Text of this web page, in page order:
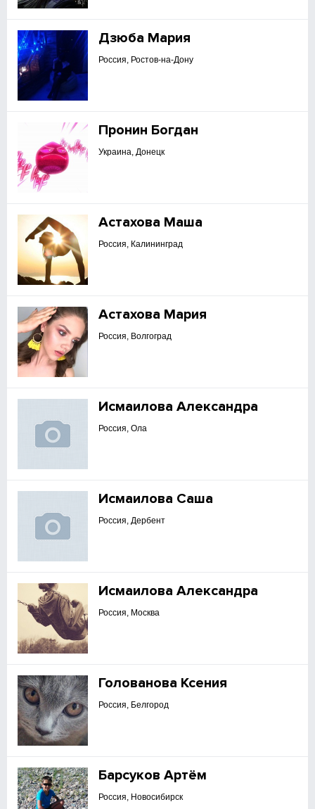
Дзюба Мария
Россия, Ростов-на-Дону
Пронин Богдан
Украина, Донецк
Астахова Маша
Россия, Калининград
Астахова Мария
Россия, Волгоград
Исмаилова Александра
Россия, Ола
Исмаилова Саша
Россия, Дербент
Исмаилова Александра
Россия, Москва
Голованова Ксения
Россия, Белгород
Барсуков Артём
Россия, Новосибирск